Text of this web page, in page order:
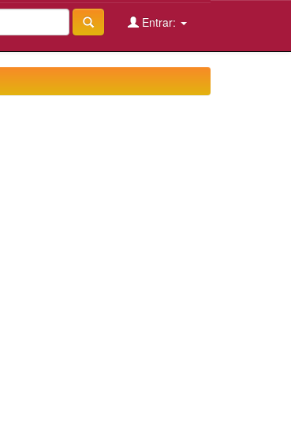
Entrar: